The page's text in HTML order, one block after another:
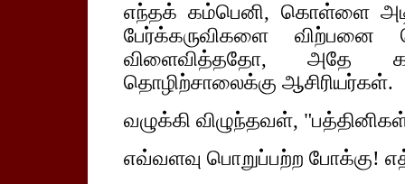
எந்தக் கம்பெனி, கொள்ளை
பேர்க்கருவிகளை விற்பனை
விளைவித்ததோ, அதே
தொழிற்சாலைக்கு ஆசிரியர்கள்.
வழுக்கி விழுந்தவள்,
எவ்வளவு பொறுப்பற்ற போக்கு!